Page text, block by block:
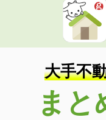
大手不
まと